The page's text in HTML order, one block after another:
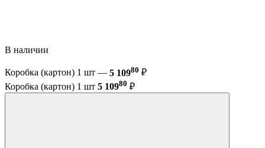
В наличии
Коробка (картон) 1 шт — 5 10980 ₽
Коробка (картон) 1 шт 5 10980 ₽